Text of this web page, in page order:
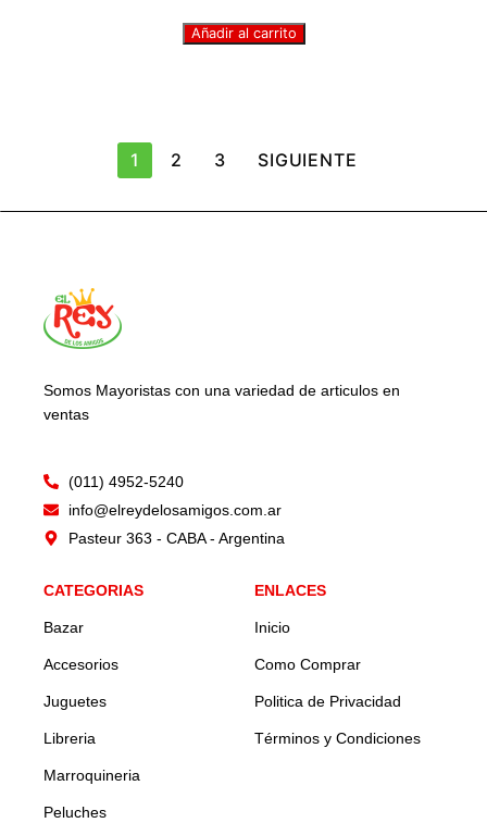
Añadir al carrito
1 2 3 SIGUIENTE
Somos Mayoristas con una variedad de articulos en
ventas
(011) 4952-5240
info@elreydelosamigos.com.ar
Pasteur 363 - CABA - Argentina
CATEGORIAS
Bazar
Accesorios
Juguetes
Libreria
Marroquineria
Peluches
ENLACES
Inicio
Como Comprar
Politica de Privacidad
Términos y Condiciones